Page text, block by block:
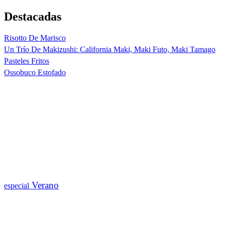
Destacadas
Risotto De Marisco
Un Trío De Makizushi: California Maki, Maki Futo, Maki Tamago
Pasteles Fritos
Ossobuco Estofado
especial Verano